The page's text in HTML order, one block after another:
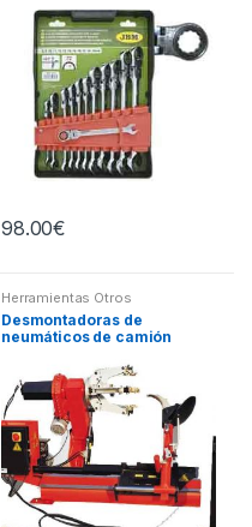
98.00€
Herramientas Otros
Desmontadoras de
neumáticos de camión